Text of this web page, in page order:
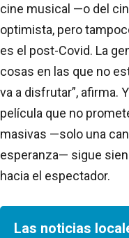
cine musical —o del
optimista, pero
es el post-Covid. La
cosas en las que no
va a disfrutar”, afirma.
película que no
masivas —solo una
esperanza— sigue
hacia el espectador.
Las noticias